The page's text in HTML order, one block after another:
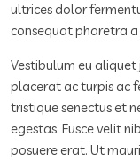
ultrices dolor
consequat pharetra a
Vestibulum eu
placerat ac turpis ac
tristique senectus et
egestas. Fusce velit
posuere erat. Ut